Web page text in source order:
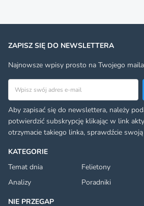
KATEGORIE
Temat dnia
Felietony
Analizy
Poradniki
NIE PRZEGAP
ZAPISZ SIĘ DO NEWSLETTERA
Najnowsze wpisy prosto na Twojego
Aby zapisać się do newslettera, należy
potwierdzić subskrypcję klikając w link
otrzymacie takiego linka, sprawdźcie